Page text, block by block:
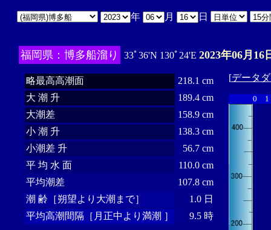
年 月 日
福岡県：博多船溜り 33ﾟ36'N 130ﾟ24'E 2023年06月16
略最高高潮面
218.1 cm
大 潮 升
189.4 cm
大潮差
158.9 cm
小 潮 升
138.3 cm
小潮差 升
56.7 cm
平 均 水 面
110.0 cm
平均潮差
107.8 cm
潮 齢［朔望より大潮まで］
1.0 日
平均高潮間隔［月正中より満潮 ］
9.5 時
[データ
0 1